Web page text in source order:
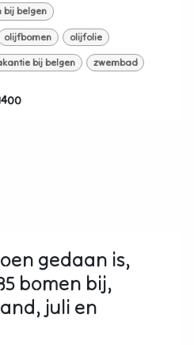
bij belgen
olijfbomen olijfolie
bij belgen zwembad
gedaan is,
bomen bij,
juli en